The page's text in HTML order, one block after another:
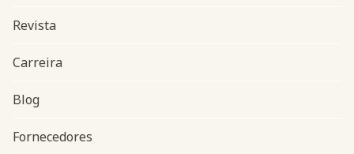
Navegação do rodapé
Revista
Carreira
Blog
Fornecedores